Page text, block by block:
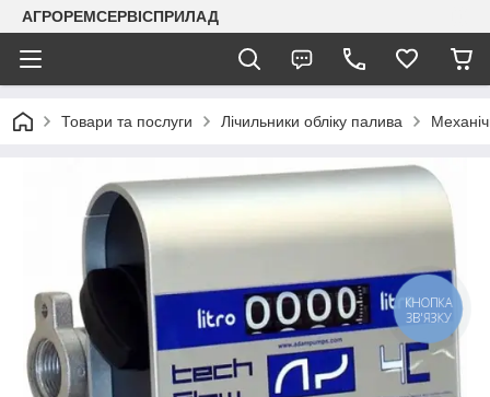
АГРОРЕМСЕРВІСПРИЛАД
Товари та послуги Лічильники обліку палива
КНОПКА
ЗВ'ЯЗКУ